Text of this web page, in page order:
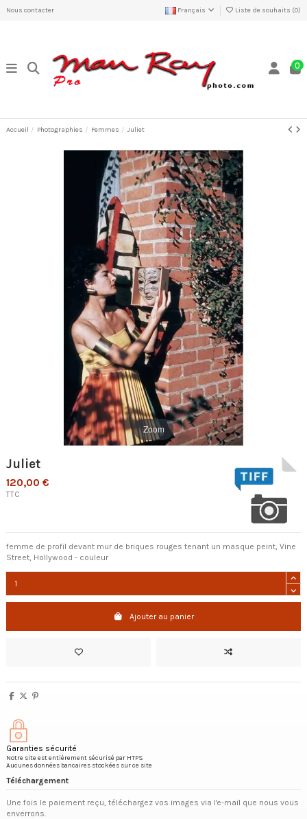
Nous contacter Français Liste de souhaits (0)
0
Accueil Photographies Femmes Juliet
Zoom
Juliet
120,00 €
TTC
femme de profil devant mur de briques rouges tenant un masque peint, Vine
Street, Hollywood - couleur
Ajouter au panier
Garanties sécurité
Notre site est entièrement sécurisé par HTPS
Aucunes données bancaires stockées sur ce site
Téléchargement
Une fois le paiement reçu, téléchargez vos images via l'e-mail que nous vous
enverrons.